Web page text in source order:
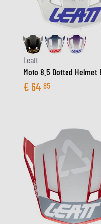
Leatt
Moto 8.5 Dotted Helmet
€ 64 85